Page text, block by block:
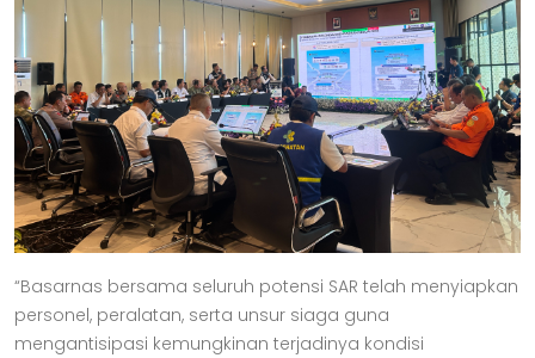
“Basarnas bersama seluruh potensi SAR telah menyiapkan
personel, peralatan, serta unsur siaga guna
mengantisipasi kemungkinan terjadinya kondisi